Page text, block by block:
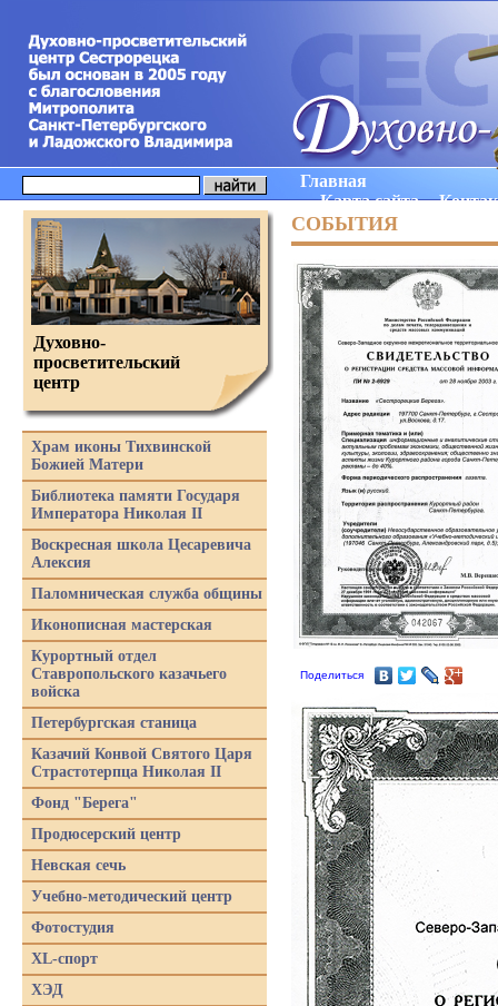
Главная
Карта сайта
СОБЫТИЯ
Поделиться
Духовно-
просветительский
центр
Храм иконы Тихвинской
Божией Матери
Библиотека памяти Государя
Императора Николая II
Воскресная школа Цесаревича
Алексия
Паломническая служба общины
Иконописная мастерская
Курортный отдел
Ставропольского казачьего
войска
Петербургская станица
Казачий Конвой Святого Царя
Страстотерпца Николая II
Фонд "Берега"
Продюсерский центр
Невская сечь
Учебно-методический центр
Фотостудия
XL-спорт
ХЭД